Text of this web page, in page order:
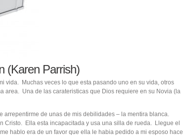
(Karen Parrish)
vida. Muchas veces lo que esta pasando uno en su vida, otros
area. Una de las carateristicas que Dios requiere en su Novia (la
arrepentirme de unas de mis debilidades – la mentira blanca.
Cristo. Ella esta incapacitada y usa una silla de rueda. Llegue el
hablo era de un favor que ella le habia pedido a mi esposo hace